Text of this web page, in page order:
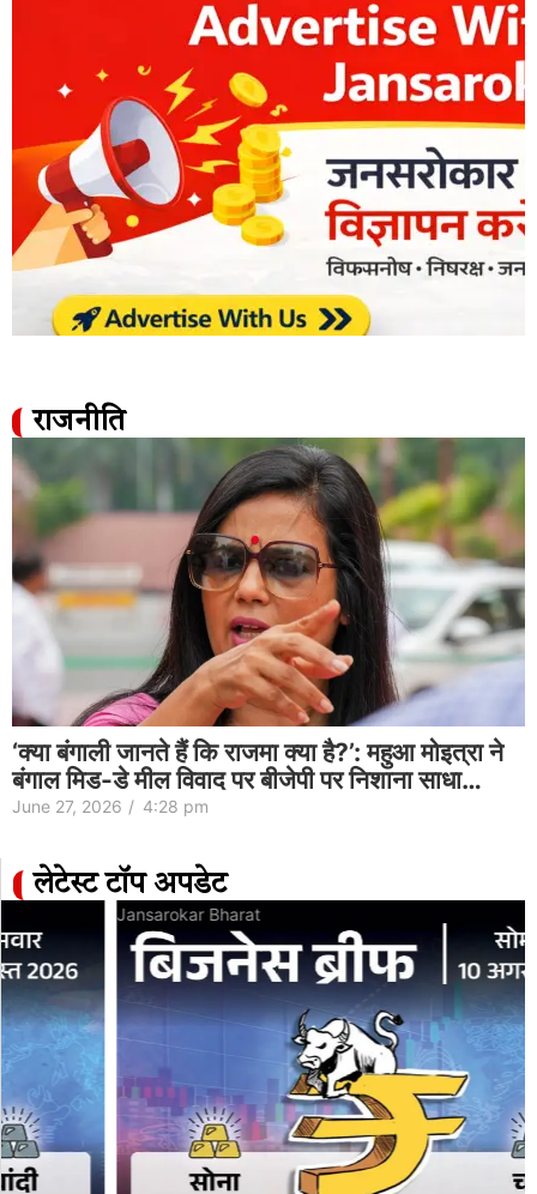
राजनीति
‘क्या बंगाली जानते हैं कि राजमा क्या है?’: महुआ मोइत्रा ने
बंगाल मिड-डे मील विवाद पर बीजेपी पर निशाना साधा…
June 27, 2026 / 4:28 pm
लेटेस्ट टॉप अपडेट
Jansarokar Bharat